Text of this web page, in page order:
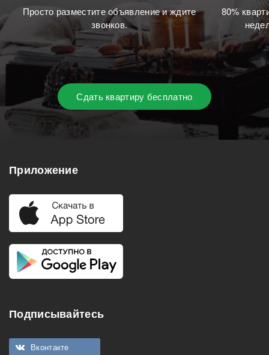
Просто разместите объявление и ждите
звонков.
80%
Сдать квартиру бесплатно
Приложение
Подписывайтесь
Вконтакте